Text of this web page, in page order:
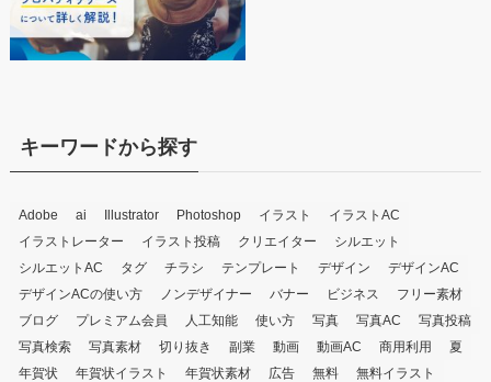
キーワードから探す
Adobe ai Illustrator Photoshop イラスト
イラストAC
イラストレーター
イラスト投稿 クリエイター
シルエット
シルエットAC
タグ チラシ テンプレート デザイン
デザインAC
デザインACの使い方
ノンデザイナー バナー ビジネス
フリー素材
ブログ
プレミアム会員 人工知能 使い方 写真 写真AC
写真投稿
写真検索
写真素材 切り抜き 副業 動画 動画AC 商用利用
夏
年賀状
年賀状イラスト 年賀状素材 広告 無料
無料イラスト